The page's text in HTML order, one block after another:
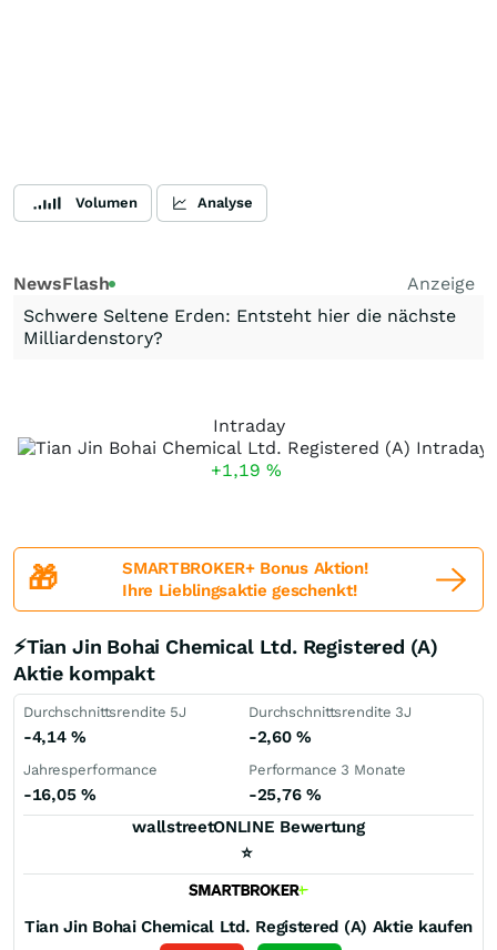
Volumen Analyse
NewsFlash
Anzeige
Schwere Seltene Erden: Entsteht hier die nächste
Milliardenstory?
Intraday
+1,19 %
🎁
SMARTBROKER+ Bonus Aktion!
Ihre Lieblingsaktie geschenkt!
⚡Tian Jin Bohai Chemical Ltd. Registered (A)
Aktie kompakt
Durchschnittsrendite 5J
-4,14%
Durchschnittsrendite 3J
-2,60%
Jahresperformance
-16,05 %
Performance 3 Monate
-25,76 %
wallstreetONLINE Bewertung
⭐
Tian Jin Bohai Chemical Ltd. Registered (A) Aktie kaufen